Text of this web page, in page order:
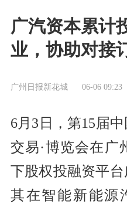
广汽资本累计
业，协助对接
广州日报新花城 06-06 09:23
6月3日，第15届
交易·博览会在广
下股权投融资平
其在智能新能源